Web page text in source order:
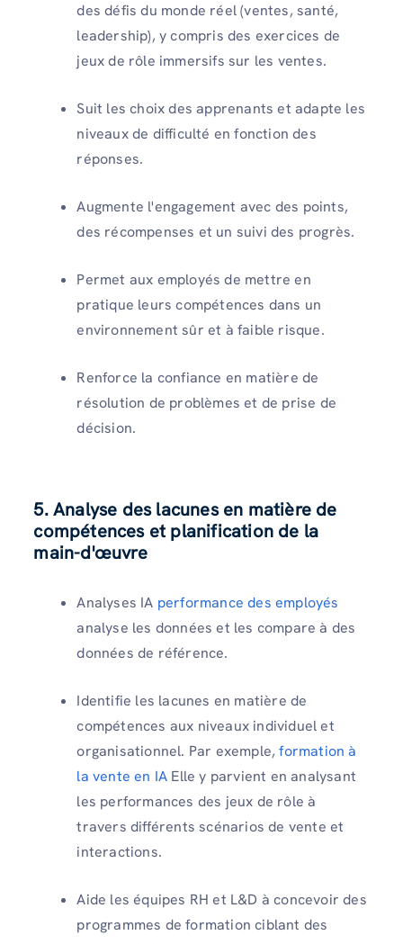
des défis du monde réel (ventes, santé,
leadership), y compris des exercices de
jeux de rôle immersifs sur les ventes.
Suit les choix des apprenants et adapte les
niveaux de difficulté en fonction des
réponses.
Augmente l'engagement avec des points,
des récompenses et un suivi des progrès.
Permet aux employés de mettre en
pratique leurs compétences dans un
environnement sûr et à faible risque.
Renforce la confiance en matière de
résolution de problèmes et de prise de
décision.
5. Analyse des lacunes en matière de
compétences et planification de la
main-d'œuvre
Analyses IA performance des employés
analyse les données et les compare à des
données de référence.
Identifie les lacunes en matière de
compétences aux niveaux individuel et
organisationnel. Par exemple,formation à
la vente en IA Elle y parvient en analysant
les performances des jeux de rôle à
travers différents scénarios de vente et
interactions.
Aide les équipes RH et L&D à concevoir des
programmes de formation ciblant des